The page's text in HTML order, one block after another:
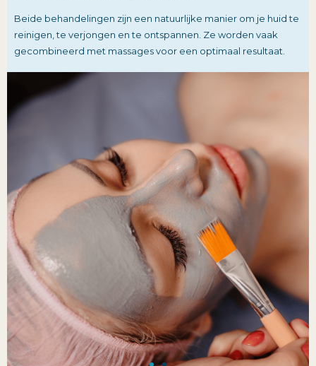
Beide behandelingen zijn een natuurlijke manier om je huid te
reinigen, te verjongen en te ontspannen. Ze worden vaak
gecombineerd met massages voor een optimaal resultaat.